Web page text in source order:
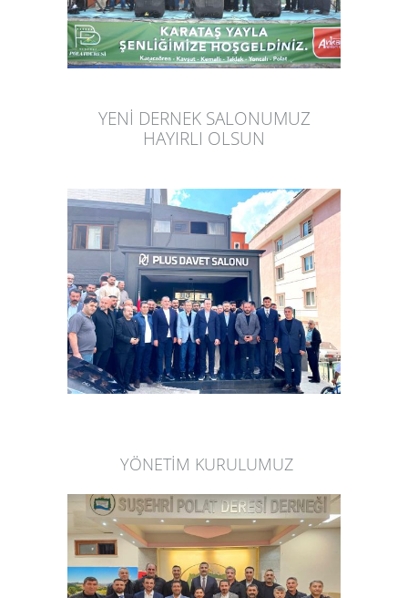
YENİ DERNEK SALONUMUZ
HAYIRLI OLSUN
YÖNETİM KURULUMUZ